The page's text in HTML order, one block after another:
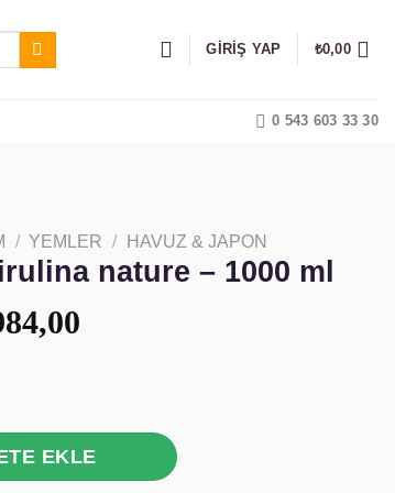
GIRIŞ YAP ₺0,00
0 543 603 33 30
/ YEMLER / HAVUZ & JAPON
nature – 1000 ml
spirulina nature - 1000 ml adet
EKLE